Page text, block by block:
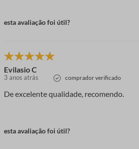
esta avaliação foi útil?
Evilasio C
3 anos atrás comprador verificado
De excelente qualidade, recomendo.
esta avaliação foi útil?